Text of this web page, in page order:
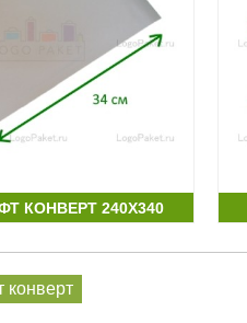
КОНВЕРТ 240Х340
конверт